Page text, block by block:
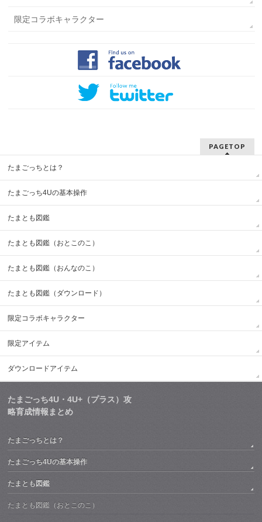
限定コラボキャラクター
PAGETOP
たまごっちとは？
たまごっち4Uの基本操作
たまとも図鑑
たまとも図鑑（おとこのこ）
たまとも図鑑（おんなのこ）
たまとも図鑑（ダウンロード）
限定コラボキャラクター
限定アイテム
ダウンロードアイテム
たまごっち4U・4U+（プラス）攻
略育成情報まとめ
たまごっちとは？
たまごっち4Uの基本操作
たまとも図鑑
たまとも図鑑（おとこのこ）